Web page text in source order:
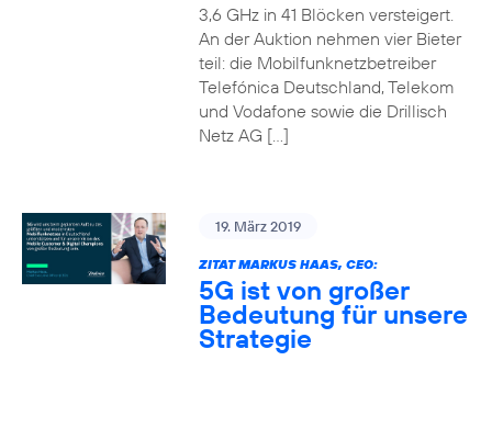
3,6 GHz in 41 Blöcken versteigert.
An der Auktion nehmen vier Bieter
teil: die Mobilfunknetzbetreiber
Telefónica Deutschland, Telekom
und Vodafone sowie die Drillisch
Netz AG […]
19. März 2019
ZITAT MARKUS HAAS, CEO:
5G ist von großer
Bedeutung für unsere
Strategie